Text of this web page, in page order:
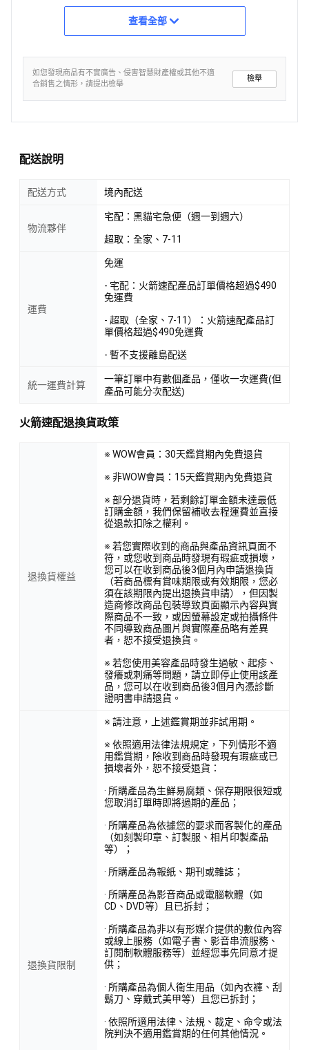
查看全部
如您發現商品有不實廣告、侵害智慧財產權或其他不適
合銷售之情形，請提出檢舉
檢舉
配送說明
配送方式 境內配送
物流夥伴
宅配：黑貓宅急便（週一到週六）
超取：全家、7-11
運費
免運
- 宅配：火箭速配產品訂單價格超過$490
免運費
- 超取（全家、7-11）：火箭速配產品訂
單價格超過$490免運費
- 暫不支援離島配送
統一運費計算
一筆訂單中有數個產品，僅收一次運費(但
產品可能分次配送)
火箭速配退換貨政策
退換貨權益
※ WOW會員：30天鑑賞期內免費退貨
※ 非WOW會員：15天鑑賞期內免費退貨
※ 部分退貨時，若剩餘訂單金額未達最低
訂購金額，我們保留補收去程運費並直接
從退款扣除之權利。
※ 若您實際收到的商品與產品資訊頁面不
符，或您收到商品時發現有瑕疵或損壞，
您可以在收到商品後3個月內申請退換貨
（若商品標有賞味期限或有效期限，您必
須在該期限內提出退換貨申請），但因製
造商修改商品包裝導致頁面顯示內容與實
際商品不一致，或因螢幕設定或拍攝條件
不同導致商品圖片與實際產品略有差異
者，恕不接受退換貨。
※ 若您使用美容產品時發生過敏、起疹、
發癢或刺痛等問題，請立即停止使用該產
品，您可以在收到商品後3個月內憑診斷
證明書申請退貨。
退換貨限制
※ 請注意，上述鑑賞期並非試用期。
※ 依照適用法律法規規定，下列情形不適
用鑑賞期，除收到商品時發現有瑕疵或已
損壞者外，恕不接受退貨：
· 所購產品為生鮮易腐類、保存期限很短或
您取消訂單時即將過期的產品；
· 所購產品為依據您的要求而客製化的產品
（如刻製印章、訂製服、相片印製產品
等）；
· 所購產品為報紙、期刊或雜誌；
· 所購產品為影音商品或電腦軟體（如
CD、DVD等）且已拆封；
· 所購產品為非以有形媒介提供的數位內容
或線上服務（如電子書、影音串流服務、
訂閱制軟體服務等）並經您事先同意才提
供；
· 所購產品為個人衛生用品（如內衣褲、刮
鬍刀、穿戴式美甲等）且您已拆封；
· 依照所適用法律、法規、裁定、命令或法
院判決不適用鑑賞期的任何其他情況。